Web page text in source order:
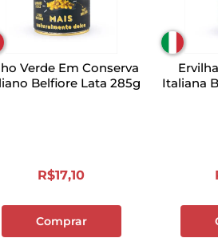
Verde Em Conserva
Belfiore Lata 285g
R$17,10
Comprar
Italiana